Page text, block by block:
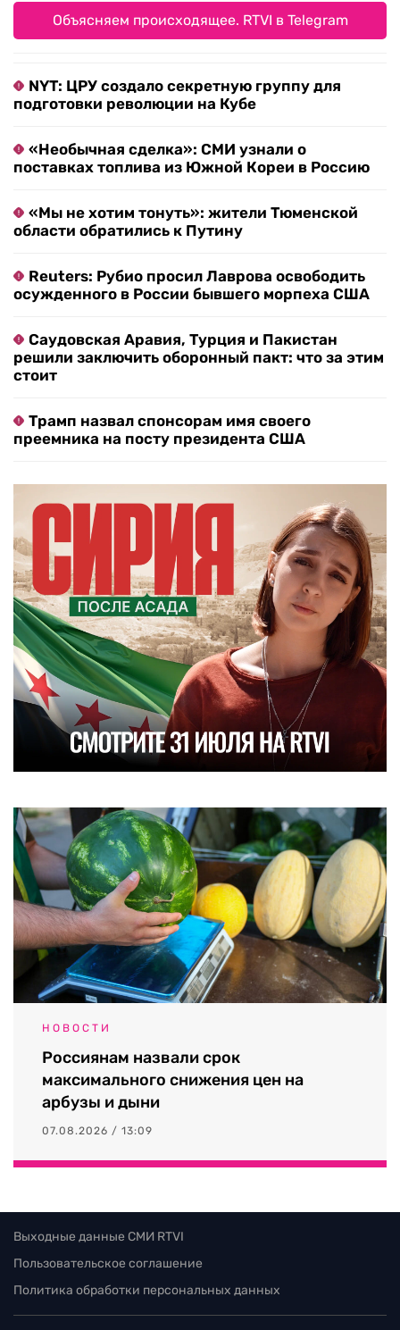
Объясняем происходящее. RTVI в Telegram
NYT: ЦРУ создало секретную группу для
подготовки революции на Кубе
«Необычная сделка»: СМИ узнали о
поставках топлива из Южной Кореи в Россию
«Мы не хотим тонуть»: жители Тюменской
области обратились к Путину
Reuters: Рубио просил Лаврова освободить
осужденного в России бывшего морпеха США
Саудовская Аравия, Турция и Пакистан
решили заключить оборонный пакт: что за этим
стоит
Трамп назвал спонсорам имя своего
преемника на посту президента США
НОВОСТИ
Россиянам назвали срок
максимального снижения цен на
арбузы и дыни
07.08.2026 / 13:09
Выходные данные СМИ RTVI
Пользовательское соглашение
Политика обработки персональных данных